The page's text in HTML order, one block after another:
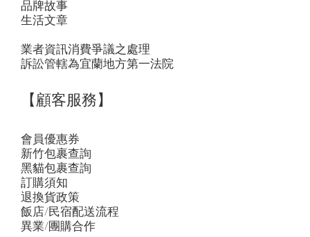
品牌故事
生活文章
業者資訊消費爭議之處理
訴訟管轄為宜蘭地方第一法院
【顧客服務】
會員優惠券
新竹包裹查詢
黑貓包裹查詢
訂購須知
退換貨政策
飯店/民宿配送流程
異業/團購合作